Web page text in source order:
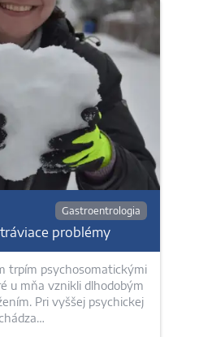
Gastroentrologia
problémy
trpím psychosomatickými
u mňa vznikli dlhodobým
Pri vyššej psychickej